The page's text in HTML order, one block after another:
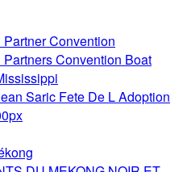
Convention
Convention Boat
Saric Fete De L Adoption